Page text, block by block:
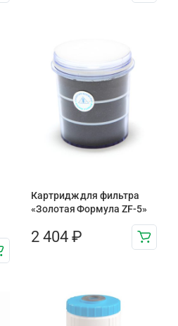
Картридж для фильтра
«Золотая Формула ZF-5»
2 404 ₽